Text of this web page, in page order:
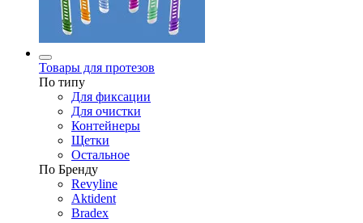
Товары для протезов
По типу
Для фиксации
Для очистки
Контейнеры
Щетки
Остальное
По Бренду
Revyline
Aktident
Bradex